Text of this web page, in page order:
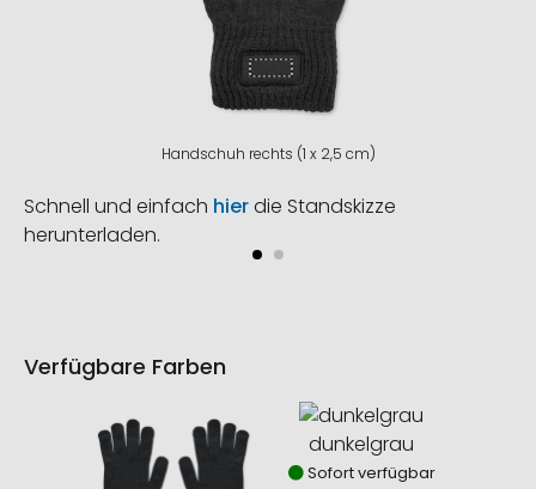
Handschuh rechts (1 x 2,5 cm)
Schnell und einfach hierdie Standskizze
herunterladen.
Verfügbare Farben
dunkelgrau
Sofort verfügbar